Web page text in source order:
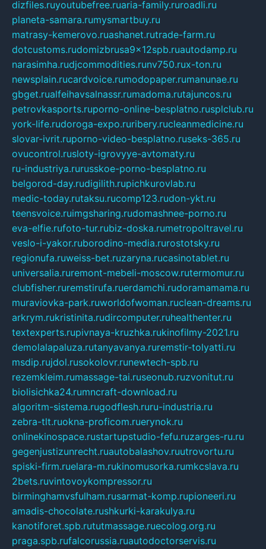
dizfiles.ruyoutubefree.ruaria-family.ruroadli.ru
planeta-samara.rumysmartbuy.ru
matrasy-kemerovo.ruashanet.rutrade-farm.ru
dotcustoms.rudomizbrusa9x12spb.ruautodamp.ru
narasimha.rudjcommodities.runv750.rux-ton.ru
newsplain.rucardvoice.rumodopaper.rumanunae.ru
gbget.rualfeihavsalnassr.rumadoma.rutajuncos.ru
petrovkasports.ruporno-online-besplatno.rusplclub.ru
york-life.rudoroga-expo.ruribery.rucleanmedicine.ru
slovar-ivrit.ruporno-video-besplatno.ruseks-365.ru
ovucontrol.rusloty-igrovyye-avtomaty.ru
ru-industriya.rurusskoe-porno-besplatno.ru
belgorod-day.rudigilith.rupichkurovlab.ru
medic-today.rutaksu.rucomp123.rudon-ykt.ru
teensvoice.ruimgsharing.rudomashnee-porno.ru
eva-elfie.rufoto-tur.rubiz-doska.rumetropoltravel.ru
veslo-i-yakor.ruborodino-media.rurostotsky.ru
regionufa.ruweiss-bet.ruzaryna.rucasinotablet.ru
universalia.ruremont-mebeli-moscow.rutermomur.ru
clubfisher.ruremstirufa.ruerdamchi.rudoramamama.ru
muraviovka-park.ruworldofwoman.ruclean-dreams.ru
arkrym.rukristinita.rudircomputer.ruhealthenter.ru
textexperts.rupivnaya-kruzhka.rukinofilmy-2021.ru
demolalapaluza.rutanyavanya.ruremstir-tolyatti.ru
msdip.rujdol.rusokolovr.runewtech-spb.ru
rezemkleim.rumassage-tai.ruseonub.ruzvonitut.ru
biolisichka24.rumncraft-download.ru
algoritm-sistema.rugodflesh.ruru-industria.ru
zebra-tlt.ruokna-proficom.ruerynok.ru
onlinekinospace.rustartupstudio-fefu.ruzarges-ru.ru
gegenjustizunrecht.ruautobalashov.ruutrovortu.ru
spiski-firm.ruelara-m.rukinomusorka.rumkcslava.ru
2bets.ruvintovoykompressor.ru
birminghamvsfulham.rusarmat-komp.rupioneeri.ru
amadis-chocolate.rushkurki-karakulya.ru
kanotiforet.spb.rututmassage.ruecolog.org.ru
praga.spb.rufalcorussia.ruautodoctorservis.ru